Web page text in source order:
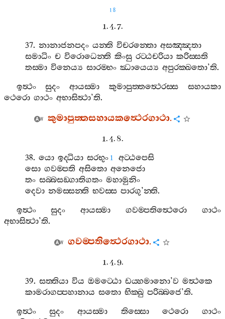
18
1. 4. 7.
37.නානාජනපදං යන‍්ති විචරන‍්තො අසඤ‍්ඤතා
සමාධිං ච විරොධෙන‍්ති කිංසු රට‍්ඨචරියා කරිස‍්සති
තස‍්මා විනෙය්‍ය සාරම‍්භං ඣායෙය්‍ය අපුරක‍්ඛතො’ති.
ඉත්‍ථං
සුදං ආයස‍්මා කුමාපුත‍්තත්‍ථෙරස‍්ස
සහායකා
ථෙරො ගාථං අභාසිත්‍ථා’ති.
කුමාපුත‍්තසහායකත්‍ථෙරගාථා.
1. 4. 8.
38.යො ඉද‍්ධියා සරභුං 1
අට‍්ඨපෙසි
සො ගවම‍්පති අසිතො අනෙජො
තං සබ‍්බසඞ‍්ගාතිගතං මහාමුනිං
දෙවා නමස‍්සන‍්ති භවස‍්ස පාරගු’න‍්ති.
ඉත්‍ථං
සුදං ආයස‍්මා ගවම‍්පතිත්‍ථෙරො
ගාථං
අභාසිත්‍ථා’ති.
ගවම‍්පතිත්‍ථෙරගාථා.
1. 4. 9.
39.සත‍්තියා විය ඔමට‍්ඨො ඩය‍්හමානො’ව මත්‍ථකෙ
කාමරාගප‍්පහානාය සතො භික‍්ඛු පරිබ‍්බජෙ’ති.
ඉත්‍ථං
සුදං ආයස‍්මා තිස‍්සො ථෙරො
ගාථං